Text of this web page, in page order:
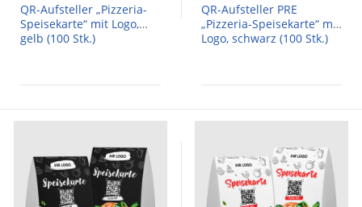
QR-Aufsteller „Pizzeria-
Speisekarte“ mit Logo,
gelb (100 Stk.)
QR-Aufsteller PRE
„Pizzeria-Speisekarte“ mit
Logo, schwarz (100 Stk.)